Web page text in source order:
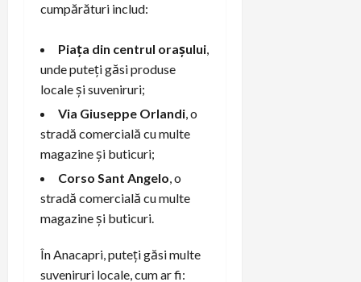
cumpărături includ:
Piața din centrul orașului,
unde puteți găsi produse
locale și suveniruri;
Via Giuseppe Orlandi, o
stradă comercială cu multe
magazine și buticuri;
Corso Sant Angelo, o
stradă comercială cu multe
magazine și buticuri.
În Anacapri, puteți găsi multe
suveniruri locale, cum ar fi: